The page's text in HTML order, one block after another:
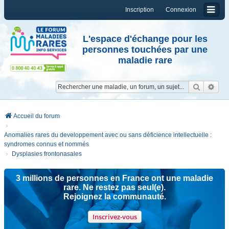
Connexion
Inscription
L'espace d'échange pour les
personnes touchées par une
maladie rare
Accueil du forum
Anomalies rares du developpement avec ou sans déficience intellectuelle :
syndromes connus et nommés
Dysplasies frontonasales
3 millions de personnes en France ont une maladie
rare. Ne restez pas seul(e).
Rejoignez la communauté.
Inscrivez-vous